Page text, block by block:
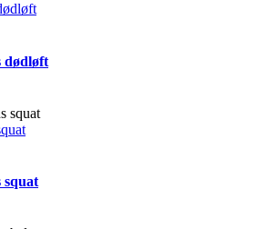
dødløft
squat